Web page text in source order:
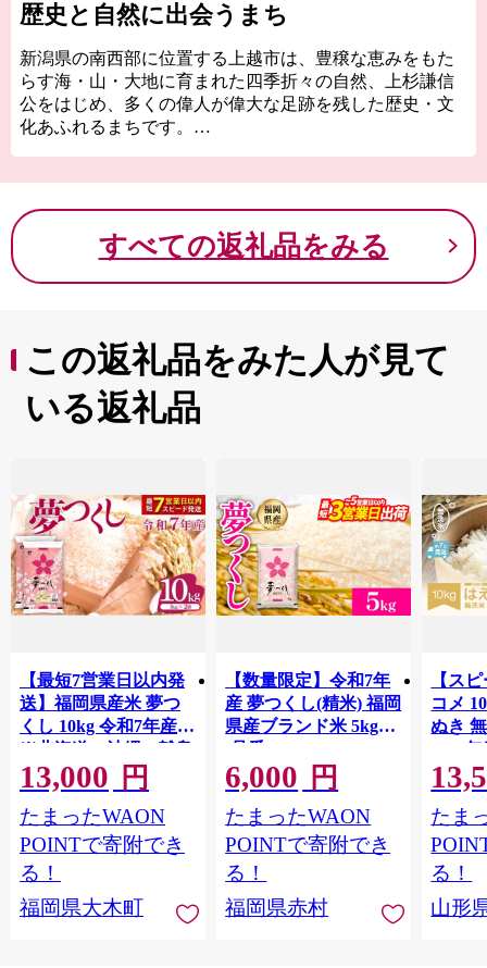
歴史と自然に出会うまち
新潟県の南西部に位置する上越市は、豊穣な恵みをもた
らす海・山・大地に育まれた四季折々の自然、上杉謙信
公をはじめ、多くの偉人が偉大な足跡を残した歴史・文
化あふれるまちです。
た。
寄附を通じて、上越市の魅力を感じていただければ幸い
すべての返礼品をみる
この返礼品をみた人が見て
いる返礼品
【最短7営業日以内発
送】福岡県産米 夢つ
くし 10kg 令和7年産
※北海道・沖縄・離島
は配送不可 |【精米 単
一米 単一原料米 7年産
国産 お米 ブランド米
5kg × 2 ゆめつくし】
CY009_01
13,000 円
たまったWAON
POINTで寄附でき
る！
福岡県大木町
【数量限定】令和7年
産 夢つくし(精米) 福岡
県産ブランド米 5kg
(品番:3X10R7)
6,000 円
たまったWAON
POINTで寄附でき
る！
福岡県赤村
【ス
コメ
ぬき
2025
たま
る！
山形